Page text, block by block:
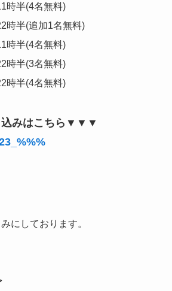
時半(4名無料)
時半(追加1名無料)
時半(4名無料)
時半(3名無料)
時半(4名無料)
みはこちら▼▼▼
にしております。